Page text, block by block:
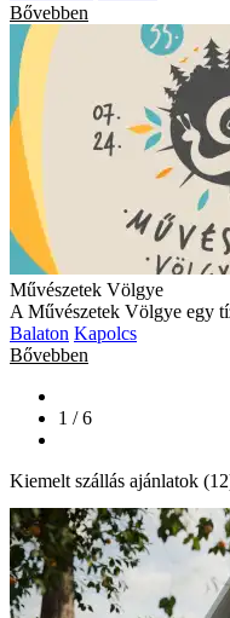
Bővebben
Művészetek Völgye
A Művészetek Völgye egy
Balaton Kapolcs
Bővebben
1 / 6
Kiemelt szállás ajánlatok